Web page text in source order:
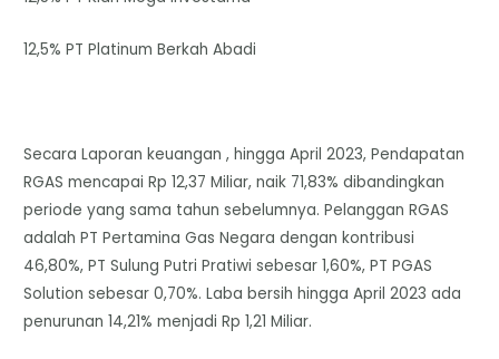
12,5% PT Platinum Berkah Abadi
Secara Laporan keuangan , hingga April 2023, Pendapatan
RGAS mencapai Rp 12,37 Miliar, naik 71,83% dibandingkan
periode yang sama tahun sebelumnya. Pelanggan RGAS
adalah PT Pertamina Gas Negara dengan kontribusi
46,80%, PT Sulung Putri Pratiwi sebesar 1,60%, PT PGAS
Solution sebesar 0,70%. Laba bersih hingga April 2023 ada
penurunan 14,21% menjadi Rp 1,21 Miliar.